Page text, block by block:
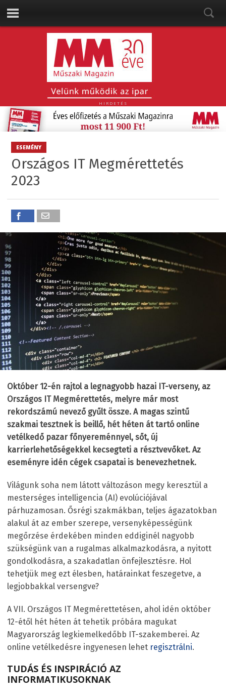
HIRDETÉS
ESEMÉNY
Országos IT Megmérettetés
2023
Október 12-én rajtol a legnagyobb hazai IT-verseny, az
Országos IT Megmérettetés, melyre már most
rekordszámú nevező gyűlt össze. A magas szintű
szakmai tesztnek is beillő, hét héten át tartó online
vetélkedő pazar főnyereménnyel, sőt, új
karrierlehetőségekkel kecsegteti a résztvevőket. Az
eseményre idén cégek csapatai is benevezhetnek.
Világunk soha nem látott változáson megy keresztül a
mesterséges intelligencia (AI) evolúciójával
párhuzamosan. Ősrégi szakmákban, teljes ágazatokban
alakul át az ember szerepe, versenyképességünk
megőrzése érdekében minden eddiginél nagyobb
szükségünk van a rugalmas alkalmazkodásra, a nyitott
gondolkodásra, a szakadatlan önfejlesztésre. Hol
tehetjük meg ezt élesben, határainkat feszegetve, a
legjobbakkal versengve?
A VII. Országos IT Megmérettetésen, ahol idén október
12-étől hét héten át tehetik próbára magukat
Magyarország legkiemelkedőbb IT-szakemberei. Az
online vetélkedésre ingyenesen lehet regisztrálni.
TUDÁS ÉS INSPIRÁCIÓ AZ
INFORMATIKUSOKNAK